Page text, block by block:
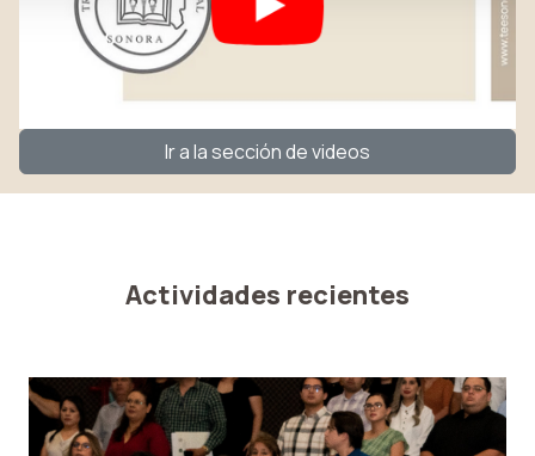
Ir a la sección de videos
Actividades recientes